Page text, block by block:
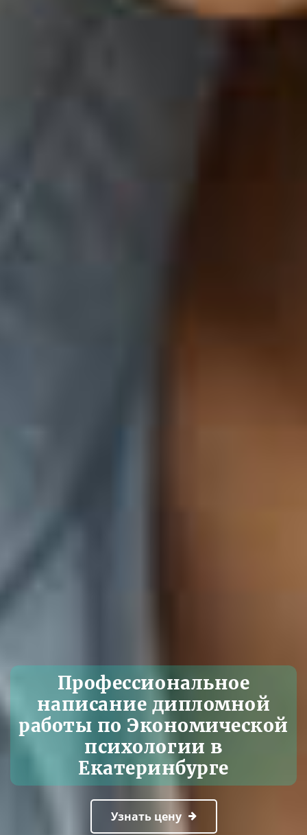
Профессиональное
написание дипломной
работы по Экономической
психологии в
Екатеринбурге
Узнать цену